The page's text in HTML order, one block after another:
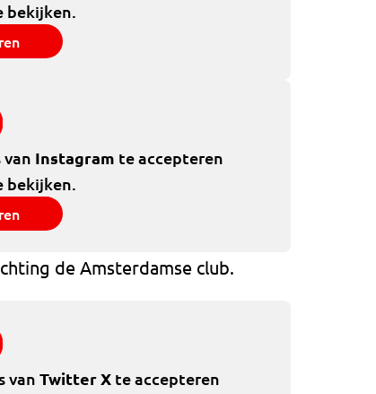
bekijken.
Instagram te accepteren
bekijken.
de Amsterdamse club.
van Twitter Xte accepteren